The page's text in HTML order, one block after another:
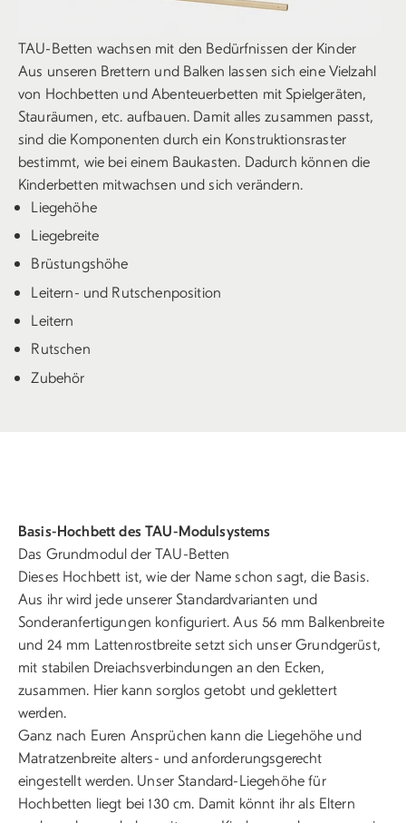
TAU-Betten wachsen mit den Bedürfnissen der Kinder
Aus unseren Brettern und Balken lassen sich eine Vielzahl
von Hochbetten und Abenteuerbetten mit Spielgeräten,
Stauräumen, etc. aufbauen. Damit alles zusammen passt,
sind die Komponenten durch ein Konstruktionsraster
bestimmt, wie bei einem Baukasten. Dadurch können die
Kinderbetten mitwachsen und sich verändern.
Liegehöhe
Liegebreite
Brüstungshöhe
Leitern- und Rutschenposition
Leitern
Rutschen
Zubehör
Basis-Hochbett des TAU-Modulsystems
Das Grundmodul der TAU-Betten
Dieses Hochbett ist, wie der Name schon sagt, die Basis.
Aus ihr wird jede unserer Standardvarianten und
Sonderanfertigungen konfiguriert. Aus 56 mm Balkenbreite
und 24 mm Lattenrostbreite setzt sich unser Grundgerüst,
mit stabilen Dreiachsverbindungen an den Ecken,
zusammen. Hier kann sorglos getobt und geklettert
werden.
Ganz nach Euren Ansprüchen kann die Liegehöhe und
Matratzenbreite alters- und anforderungsgerecht
eingestellt werden. Unser Standard-Liegehöhe für
Hochbetten liegt bei 130 cm. Damit könnt ihr als Eltern